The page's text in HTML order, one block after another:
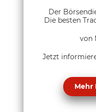
Der
Die besten
von
Jetzt
Mehr